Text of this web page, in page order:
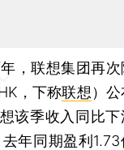
，联想集团再次
，下称联想 ）
该季收入同比下
年同期盈利1.73